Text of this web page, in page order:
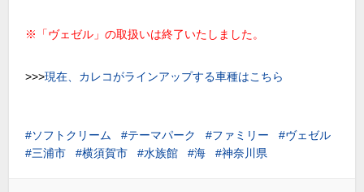
※「ヴェゼル」の取扱いは終了いたしました。
>>>現在、カレコがラインアップする車種はこちら
ソフトクリーム テーマパーク ファミリー
ヴェゼル
三浦市
横須賀市 水族館 海 神奈川県